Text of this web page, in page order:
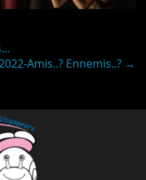
Amis..? Ennemis..? →